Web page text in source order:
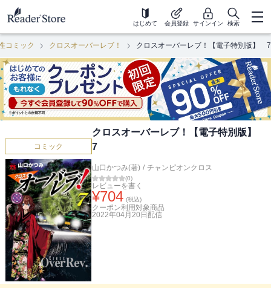
はじめて 会員登録 サインイン 検索
コミック クロスオーバーレブ！ クロスオーバーレブ！【電子特別版】 7
コミック
クロスオーバーレブ！【電子特別版】
7
山口かつみ(著) / チャンピオンクロス
(0)
レビューを書く
¥704 (税込)
クーポン利用対象商品
2022年04月20日 配信